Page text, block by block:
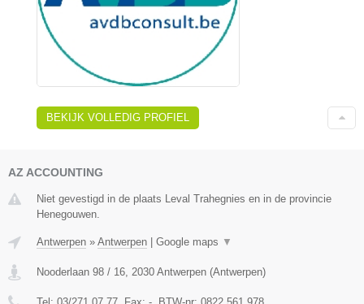
BEKIJK VOLLEDIG PROFIEL
AZ ACCOUNTING
Niet gevestigd in de plaats Leval Trahegnies en in de provincie
Henegouwen.
Antwerpen » Antwerpen | Google maps ▼
Nooderlaan 98 / 16 2030 Antwerpen (Antwerpen)